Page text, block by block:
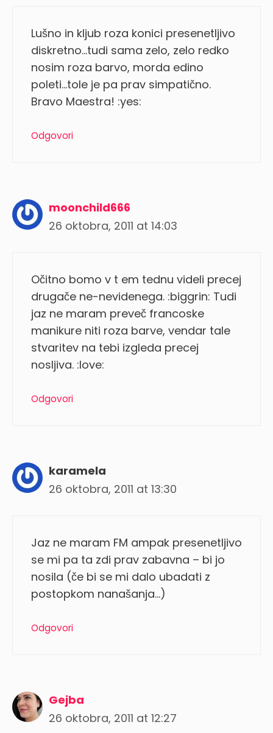
Lušno in kljub roza konici presenetljivo
diskretno…tudi sama zelo, zelo redko
nosim roza barvo, morda edino
poleti…tole je pa prav simpatično.
Bravo Maestra! :yes:
Odgovori
moonchild666
26 oktobra, 2011 at 14:03
Očitno bomo v t em tednu videli precej
drugače ne-nevidenega. :biggrin: Tudi
jaz ne maram preveč francoske
manikure niti roza barve, vendar tale
stvaritev na tebi izgleda precej
nosljiva. :love:
Odgovori
karamela
26 oktobra, 2011 at 13:30
Jaz ne maram FM ampak presenetljivo
se mi pa ta zdi prav zabavna – bi jo
nosila (če bi se mi dalo ubadati z
postopkom nanašanja…)
Odgovori
Gejba
26 oktobra, 2011 at 12:27